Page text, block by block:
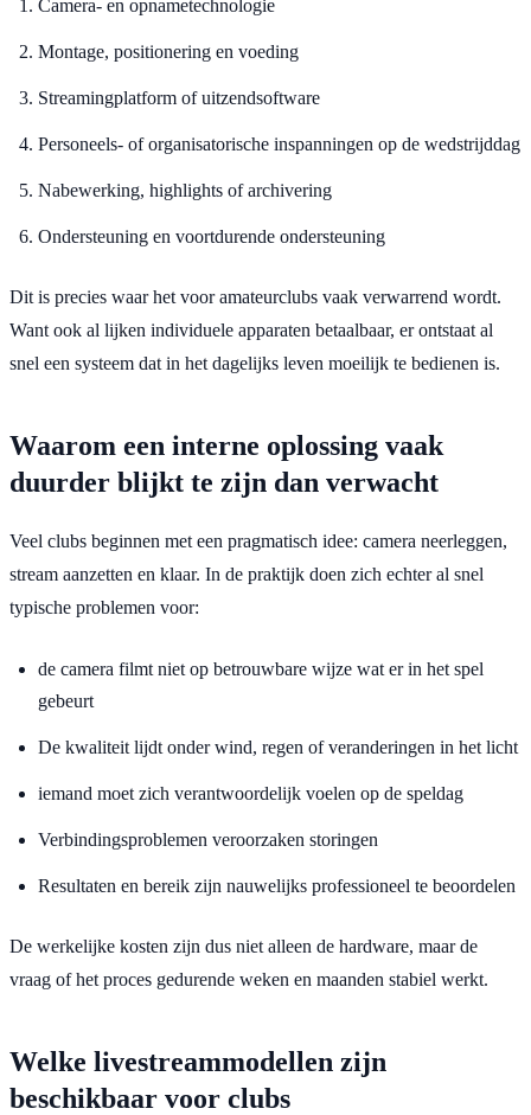
Camera- en opnametechnologie
Montage, positionering en voeding
Streamingplatform of uitzendsoftware
Personeels- of organisatorische inspanningen op de wedstrijddag
Nabewerking, highlights of archivering
Ondersteuning en voortdurende ondersteuning
Dit is precies waar het voor amateurclubs vaak verwarrend wordt.
Want ook al lijken individuele apparaten betaalbaar, er ontstaat al
snel een systeem dat in het dagelijks leven moeilijk te bedienen is.
Waarom een ​​interne oplossing vaak
duurder blijkt te zijn dan verwacht
Veel clubs beginnen met een pragmatisch idee: camera neerleggen,
stream aanzetten en klaar. In de praktijk doen zich echter al snel
typische problemen voor:
de camera filmt niet op betrouwbare wijze wat er in het spel
gebeurt
De kwaliteit lijdt onder wind, regen of veranderingen in het licht
iemand moet zich verantwoordelijk voelen op de speldag
Verbindingsproblemen veroorzaken storingen
Resultaten en bereik zijn nauwelijks professioneel te beoordelen
De werkelijke kosten zijn dus niet alleen de hardware, maar de
vraag of het proces gedurende weken en maanden stabiel werkt.
Welke livestreammodellen zijn
beschikbaar voor clubs